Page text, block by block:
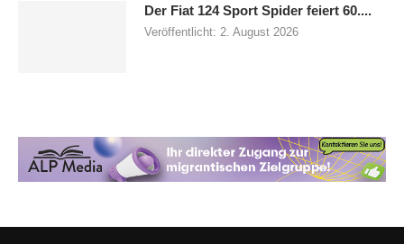
Der Fiat 124 Sport Spider feiert 60....
Veröffentlicht: 2. August 2026